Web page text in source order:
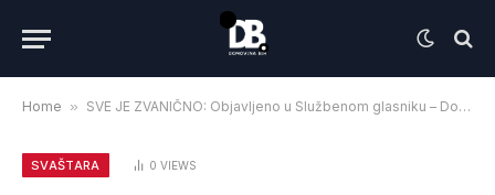
Home » SVE JE ZVANIČNO: Objavljeno u Službenom glasniku – Dodik ostao bez…
SVAŠTARA 0 VIEWS